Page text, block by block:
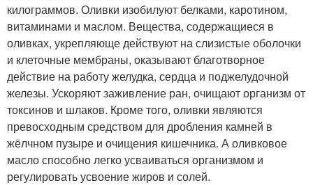
килограммов. Оливки изобилуют белками, каротином,
витаминами и маслом. Вещества, содержащиеся в
оливках, укрепляюще действуют на слизистые оболочки
и клеточные мембраны, оказывают благотворное
действие на работу желудка, сердца и поджелудочной
железы. Ускоряют заживление ран, очищают организм от
токсинов и шлаков. Кроме того, оливки являются
превосходным средством для дробления камней в
жёлчном пузыре и очищения кишечника. А оливковое
масло способно легко усваиваться организмом и
регулировать усвоение жиров и солей.